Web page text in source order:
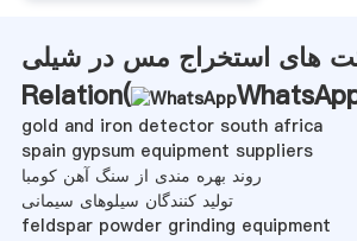
های استخراج مس در شیلی
Relation(
gold and iron detector south africa
spain gypsum equipment suppliers
روند بهره مندی از سنگ آهن کومبا
تولید کنندگان سیلوهای سیمانی
feldspar powder grinding equipment